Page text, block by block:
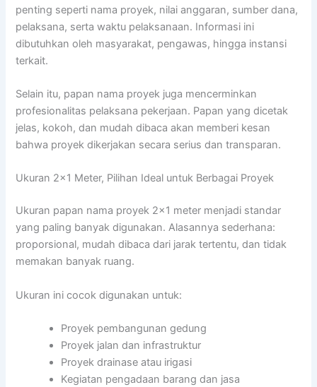
penting seperti nama proyek, nilai anggaran, sumber dana,
pelaksana, serta waktu pelaksanaan. Informasi ini
dibutuhkan oleh masyarakat, pengawas, hingga instansi
terkait.
Selain itu, papan nama proyek juga mencerminkan
profesionalitas pelaksana pekerjaan. Papan yang dicetak
jelas, kokoh, dan mudah dibaca akan memberi kesan
bahwa proyek dikerjakan secara serius dan transparan.
Ukuran 2×1 Meter, Pilihan Ideal untuk Berbagai Proyek
Ukuran papan nama proyek 2×1 meter menjadi standar
yang paling banyak digunakan. Alasannya sederhana:
proporsional, mudah dibaca dari jarak tertentu, dan tidak
memakan banyak ruang.
Ukuran ini cocok digunakan untuk:
Proyek pembangunan gedung
Proyek jalan dan infrastruktur
Proyek drainase atau irigasi
Kegiatan pengadaan barang dan jasa